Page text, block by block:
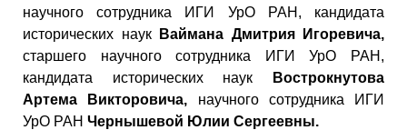
научного сотрудника ИГИ УрО РАН, кандидата
исторических наук
Ваймана Дмитрия Игоревича,
старшего научного сотрудника ИГИ УрО РАН,
кандидата исторических наук
Вострокнутова
Артема Викторовича, научного сотрудника ИГИ
УрО РАН Чернышевой Юлии Сергеевны.